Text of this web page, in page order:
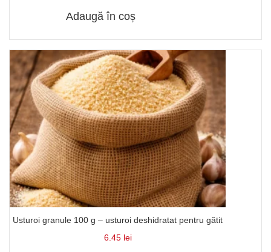
Adaugă în coș
Usturoi granule 100 g – usturoi deshidratat pentru gătit
6.45 lei